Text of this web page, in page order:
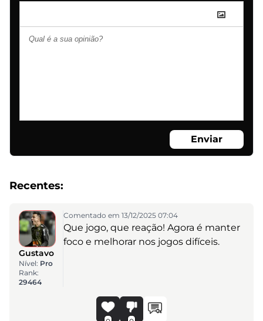
Enviar
Recentes:
Gustavo
Nível: Pro
Rank:
29464
Comentado em 13/12/2025 07:04
Que jogo, que reação! Agora é manter
foco e melhorar nos jogos difíceis.